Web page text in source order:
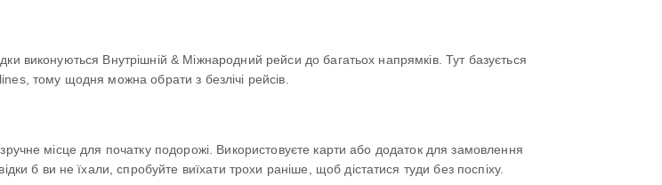
виконуються Внутрішній & Міжнародний рейси до багатьох напрямків. Тут базується
тому щодня можна обрати з безлічі рейсів.
місце для початку подорожі. Використовуєте карти або додаток для замовлення
б ви не їхали, спробуйте виїхати трохи раніше, щоб дістатися туди без поспіху.